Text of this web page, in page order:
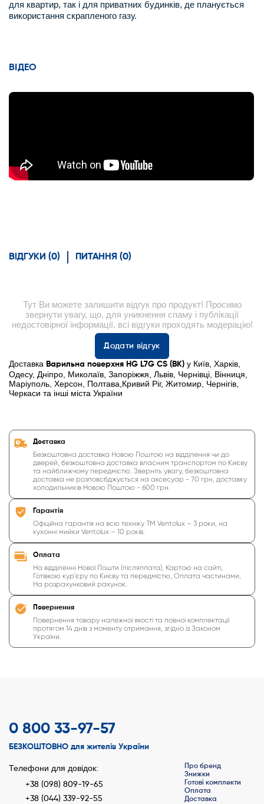
для квартир, так і для приватних будинків, де планується
використання скрапленого газу.
ВІДЕО
ВІДГУКИ (0) ПИТАННЯ (0)
Тут Ви можете залишити відгук про продукт! Просимо
звернути увагу, що, для уникнення спаму і публікації
недостовірної інформації, всі відгуки проходять модерацію!
Додати відгук
Доставка Варильна поверхня HG L7G CS (BK) у Київ, Харків,
Одесу, Дніпро, Миколаїв, Запоріжжя, Львів, Чернівці, Вінниця,
Маріуполь, Херсон, Полтава,Кривий Ріг, Житомир, Чернігів,
Черкаси та інші міста України
Доставка
Безкоштовна доставка Новою Поштою на відділення чи до
дверей, безкоштовна доставка власним транспортом по Києву
та найближчому передмістю. Зверніть увагу, безкоштовна
доставка не розповсбджується на аксесуар - 70 грн, доставку
холодильників Новою Поштою - 600 грн.
Гарантія
Офіційна гарантія на всю техніку ТМ Ventolux – 3 роки, на
кухонні мийки Ventolux – 10 років.
Оплата
На відділенні Нової Пошти (післяплата), Картою на сайті,
Готівкою кур'єру по Києву та передмістю, Оплата частинами,
На розрахунковий рахунок.
Повернення
Повернення товару належної якості та повної комплектації
протягом 14 днів з моменту отримання, згідно із Законом
України.
0 800 33-97-57
БЕЗКОШТОВНО для жителів України
Телефони для довідок:
+38 (098) 809-19-65
+38 (044) 339-92-55
Про бренд
Знижки
Готові комплекти
Оплата
Доставка